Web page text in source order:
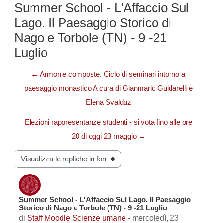
Summer School - L'Affaccio Sul
Lago. Il Paesaggio Storico di
Nago e Torbole (TN) - 9 -21
Luglio
← Armonie composte. Ciclo di seminari intorno al
paesaggio monastico A cura di Gianmario Guidarelli e
Elena Svalduz
Elezioni rappresentanze studenti - si vota fino alle ore
20 di oggi 23 maggio →
Modalità visualizzazione
Summer School - L'Affaccio Sul Lago. Il Paesaggio
Storico di Nago e Torbole (TN) - 9 -21 Luglio
di Staff Moodle Scienze umane - mercoledì, 23
Numero di risposte: 0